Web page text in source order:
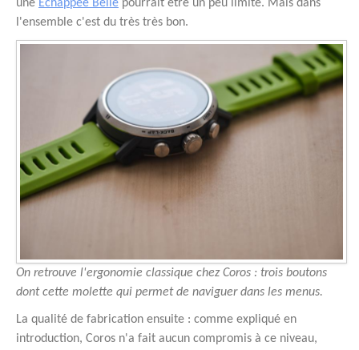
une Échappée Belle pourrait être un peu limite. Mais dans
l'ensemble c'est du très très bon.
On retrouve l'ergonomie classique chez Coros : trois boutons
dont cette molette qui permet de naviguer dans les menus.
La qualité de fabrication ensuite : comme expliqué en
introduction, Coros n'a fait aucun compromis à ce niveau,